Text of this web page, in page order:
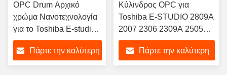
OPC Drum Αρχικό
χρώμα Νανοτεχνολογία
για το Toshiba E-studio
3008 4508 5008 3518
4518 5018 3028 3525
4528
Πάρτε την καλύτερη
Κύλινδρος OPC για
Toshiba E-STUDIO 2809A
2007 2306 2309A 2505F
2505H 2507 2802AF
2802AM απόδοση
εκτύπωσης 80k
Πάρτε την καλύτερη